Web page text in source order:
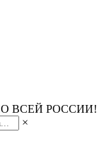
ВСЕЙ РОССИИ!
×